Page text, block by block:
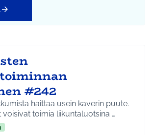
#242
haittaa usein kaverin puute.
voisivat toimia liikuntaluotsina …